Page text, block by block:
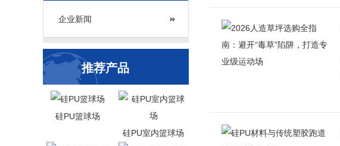
企业新闻
推荐产品
硅PU篮球场
硅PU室内篮球场